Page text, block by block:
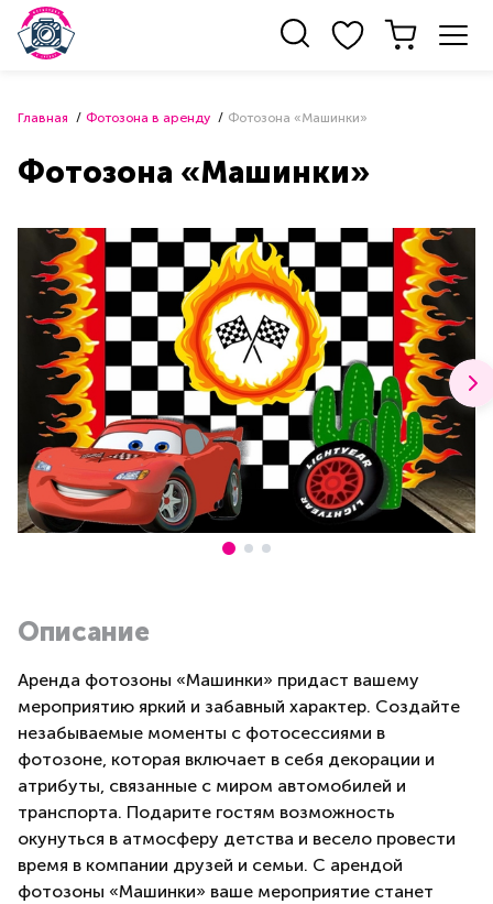
Главная Фотозона в аренду Фотозона «Машинки»
Фотозона «Машинки»
Описание
Аренда фотозоны «Машинки» придаст вашему
мероприятию яркий и забавный характер. Создайте
незабываемые моменты с фотосессиями в
фотозоне, которая включает в себя декорации и
атрибуты, связанные с миром автомобилей и
транспорта. Подарите гостям возможность
окунуться в атмосферу детства и весело провести
время в компании друзей и семьи. С арендой
фотозоны «Машинки» ваше мероприятие станет